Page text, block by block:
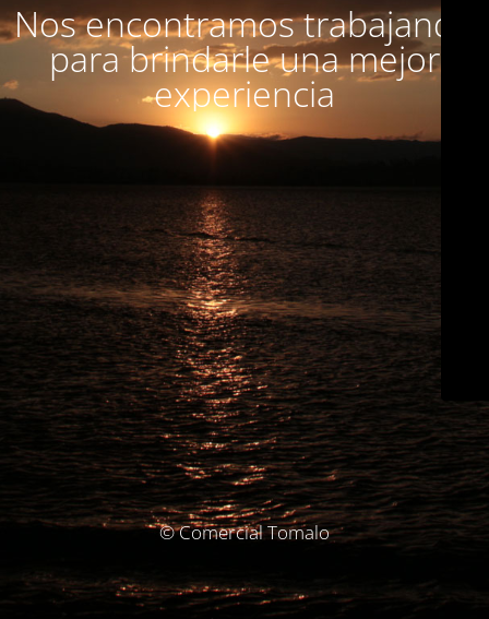
Nos encontramos trabajando
para brindarle una mejor
experiencia
© Comercial Tomalo